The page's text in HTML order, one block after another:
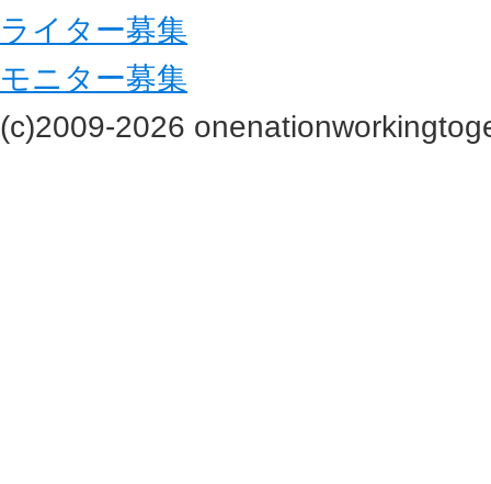
ライター募集
モニター募集
(c)2009-2026